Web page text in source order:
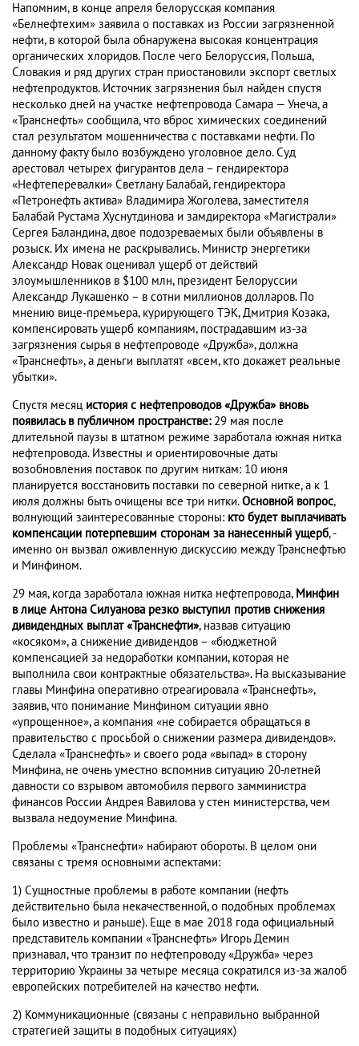
Напомним, в конце апреля белорусская компания
«Белнефтехим» заявила о поставках из России загрязненной
нефти, в которой была обнаружена высокая концентрация
органических хлоридов. После чего Белоруссия, Польша,
Словакия и ряд других стран приостановили экспорт светлых
нефтепродуктов. Источник загрязнения был найден спустя
несколько дней на участке нефтепровода Самара — Унеча, а
«Транснефть» сообщила, что вброс химических соединений
стал результатом мошенничества с поставками нефти. По
данному факту было возбуждено уголовное дело. Суд
арестовал четырех фигурантов дела – гендиректора
«Нефтеперевалки» Светлану Балабай, гендиректора
«Петронефть актива» Владимира Жоголева, заместителя
Балабай Рустама Хуснутдинова и замдиректора «Магистрали»
Сергея Баландина, двое подозреваемых были объявлены в
розыск. Их имена не раскрывались. Министр энергетики
Александр Новак оценивал ущерб от действий
злоумышленников в $100 млн, президент Белоруссии
Александр Лукашенко – в сотни миллионов долларов. По
мнению вице-премьера, курирующего ТЭК, Дмитрия Козака,
компенсировать ущерб компаниям, пострадавшим из-за
загрязнения сырья в нефтепроводе «Дружба», должна
«Транснефть», а деньги выплатят «всем, кто докажет реальные
убытки».
Спустя месяц история с нефтепроводов «Дружба» вновь
появилась в публичном пространстве:29 мая после
длительной паузы в штатном режиме заработала южная нитка
нефтепровода. Известны и ориентировочные даты
возобновления поставок по другим ниткам: 10 июня
планируется восстановить поставки по северной нитке, а к 1
июля должны быть очищены все три нитки.Основной вопрос,
волнующий заинтересованные стороны: кто будет выплачивать
компенсации потерпевшим сторонам за нанесенный ущерб, -
именно он вызвал оживленную дискуссию между Транснефтью
и Минфином.
29 мая, когда заработала южная нитка нефтепровода, Минфин
в лице Антона Силуанова резко выступил против снижения
дивидендных выплат «Транснефти», назвав ситуацию
«косяком», а снижение дивидендов – «бюджетной
компенсацией за недоработки компании, которая не
выполнила свои контрактные обязательства». На высказывание
главы Минфина оперативно отреагировала «Транснефть»,
заявив, что понимание Минфином ситуации явно
«упрощенное», а компания «не собирается обращаться в
правительство с просьбой о снижении размера дивидендов».
Сделала «Транснефть» и своего рода «выпад» в сторону
Минфина, не очень уместно вспомнив ситуацию 20-летней
давности со взрывом автомобиля первого замминистра
финансов России Андрея Вавилова у стен министерства, чем
вызвала недоумение Минфина.
Проблемы «Транснефти» набирают обороты. В целом они
связаны с тремя основными аспектами:
1) Сущностные проблемы в работе компании (нефть
действительно была некачественной, о подобных проблемах
было известно и раньше). Еще в мае 2018 года официальный
представитель компании «Транснефть» Игорь Демин
признавал, что транзит по нефтепроводу «Дружба» через
территорию Украины за четыре месяца сократился из-за жалоб
европейских потребителей на качество нефти.
2) Коммуникационные (связаны с неправильно выбранной
стратегией защиты в подобных ситуациях)